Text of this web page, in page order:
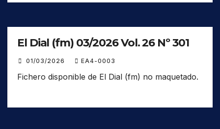
El Dial (fm) 03/2026 Vol. 26 Nº 301
01/03/2026 EA4-0003
Fichero disponible de El Dial (fm) no maquetado.